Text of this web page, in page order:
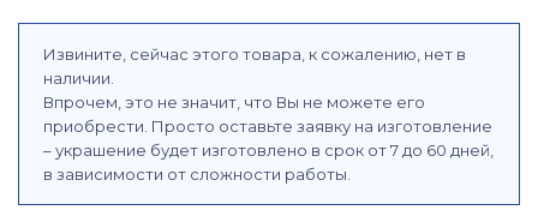
Извините, сейчас этого товара, к сожалению, нет в
наличии.
Впрочем, это не значит, что Вы не можете его
приобрести. Просто оставьте заявку на изготовление
– украшение будет изготовлено в срок от 7 до 60 дней,
в зависимости от сложности работы.